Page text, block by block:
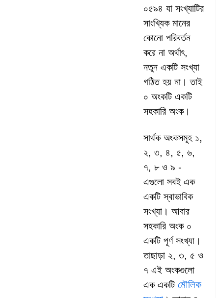
০৫৯৪ যা সংখ্যাটির
সাংখ্যিক মানের
কোনো পরিবর্তন
করে না অর্থাৎ,
নতুন একটি সংখ্যা
গঠিত হয় না। তাই
০ অংকটি একটি
সহকারি অংক।
সার্থক অংকসমূহ ১,
২, ৩, ৪, ৫, ৬,
৭, ৮ ও ৯ -
এগুলো সবই এক
একটি স্বাভাবিক
সংখ্যা। আবার
সহকারি অংক ০
একটি পূর্ণ সংখ্যা।
তাছাড়া ২, ৩, ৫ ও
৭ এই অংকগুলো
এক একটি মৌলিক